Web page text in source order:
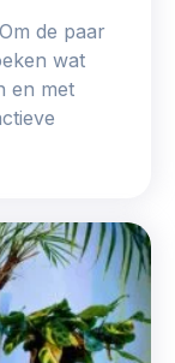
>
democratie >
impact >
de paar
wat
en met